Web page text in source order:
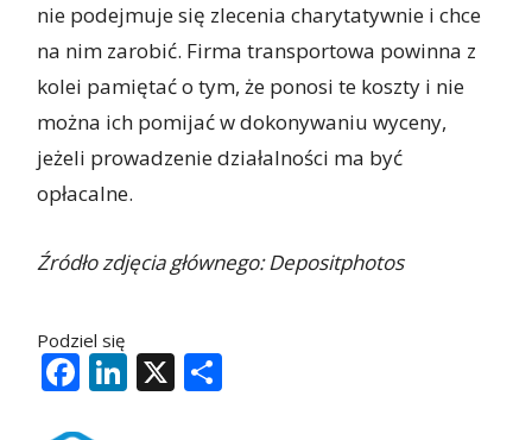
nie podejmuje się zlecenia charytatywnie i chce
na nim zarobić. Firma transportowa powinna z
kolei pamiętać o tym, że ponosi te koszty i nie
można ich pomijać w dokonywaniu wyceny,
jeżeli prowadzenie działalności ma być
opłacalne.
Źródło zdjęcia głównego: Depositphotos
Podziel się
Facebook
LinkedIn
X